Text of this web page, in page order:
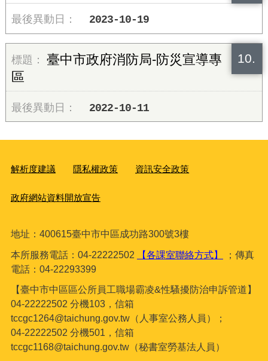
2023-10-19
10.
臺中市政府消防局-防災宣導專
區
2022-10-11
解析度建議 隱私權政策 資訊安全政策
政府網站資料開放宣告
地址：400615臺中市中區成功路300號3樓
本所服務電話：04-22222502 【各課室聯絡方式】
；傳真
電話：04-22293399
【臺中市中區區公所員工職場霸凌&性騷擾防治申訴管道】
04-22222502 分機103，信箱
tccgc1264@taichung.gov.tw（人事室公務人員）；
04-22222502 分機501，信箱
tccgc1168@taichung.gov.tw（秘書室勞基法人員）